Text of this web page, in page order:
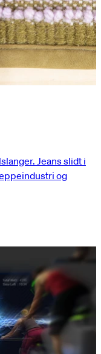
Jeans slidt i
og